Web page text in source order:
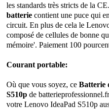
les standards très stricts de la
batterie contient une puce qui
circuit. En plus de cela le
composé de cellules de bonne
mémoire'. Paiement 100
Courant portable:
Où que vous soyez, ceBatterie
S510pde
votre Lenovo IdeaPad S510p